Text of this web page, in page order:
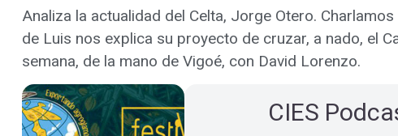
Analiza la actualidad del Celta, Jorge Otero.
de Luis nos explica su proyecto de cruzar, a nado, el
semana, de la mano de Vigoé, con David Lorenzo.
CIES